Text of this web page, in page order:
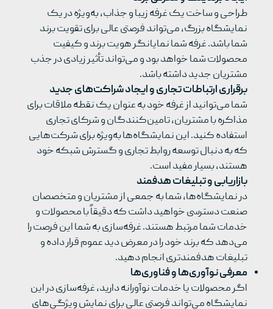
طراحی و ساخت یک غرفه زیبا و جذاب، به‌ویژه در یک
نمایشگاه بزرگ، می‌تواند فرصتی عالی برای تقویت برند
شما باشد. غرفه شما نمایانگر هویت برند و کیفیت
محصولات شما خواهد بود و می‌تواند تأثیر زیادی در جذب
مشتریان جدید داشته باشد.
برقراری ارتباطات تجاری و ایجاد شراکت‌های جدید
شما می‌توانید از غرفه خود به عنوان یک نقطه ملاقات برای
مذاکره با مشتریان، تامین‌کنندگان و شرکای تجاری
استفاده کنید. این نمایشگاه‌ها به‌ویژه برای شرکت‌هایی
که به دنبال توسعه روابط تجاری و گسترش شبکه خود
هستند، بسیار مفید است.
بازاریابی و تبلیغات هدفمند
در نمایشگاه‌ها، شما به جمعی از مشتریان و متخصصان
صنعت دسترسی خواهید داشت که دقیقاً با محصولات و
خدمات شما مرتبط هستند. غرفه‌سازی به شما این فرصت را
می‌دهد که برند خود را در معرض دید عموم قرار داده و
تبلیغات هدفمندتری انجام دهید.
معرفی نوآوری‌ها و فناوری‌ها
اگر محصولات یا خدمات نوآورانه دارید، غرفه‌سازی در این
نمایشگاه می‌تواند فرصتی عالی برای نمایش ویژگی‌های